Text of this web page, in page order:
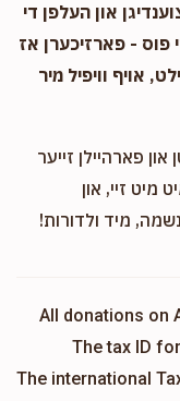
און העלפן די
פוס - פארזיכערן אז
אויף וויפיל מיר
פארהיילן זייער
מיט זיי, און
מיד ולדורות!
All donations on
The tax ID
The international